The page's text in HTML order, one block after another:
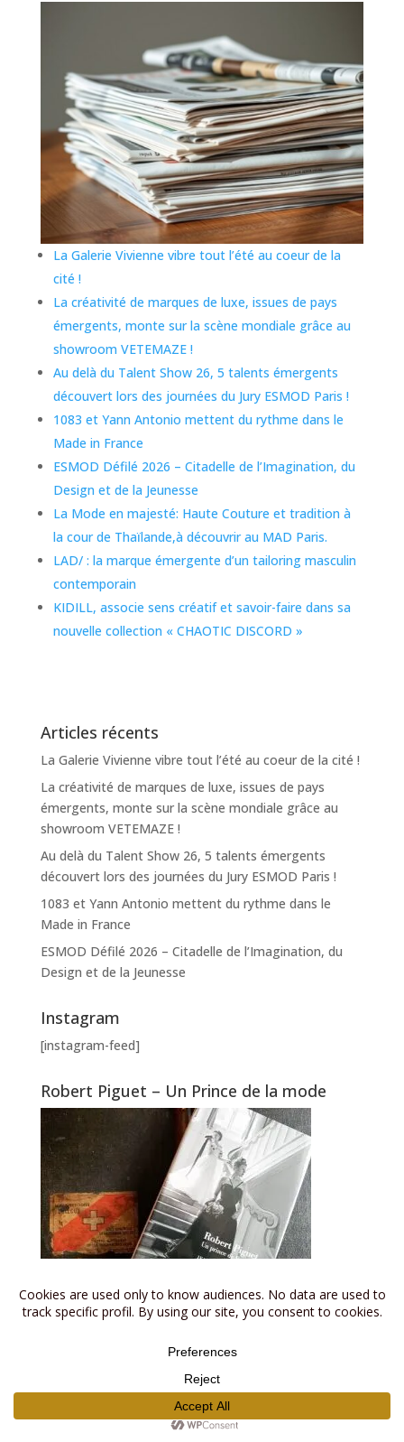
La Galerie Vivienne vibre tout l’été au coeur de la
cité !
La créativité de marques de luxe, issues de pays
émergents, monte sur la scène mondiale grâce au
showroom VETEMAZE !
Au delà du Talent Show 26, 5 talents émergents
découvert lors des journées du Jury ESMOD Paris !
1083 et Yann Antonio mettent du rythme dans le
Made in France
ESMOD Défilé 2026 – Citadelle de l’Imagination, du
Design et de la Jeunesse
La Mode en majesté: Haute Couture et tradition à
la cour de Thaïlande,à découvrir au MAD Paris.
LAD/ : la marque émergente d’un tailoring masculin
contemporain
KIDILL, associe sens créatif et savoir-faire dans sa
nouvelle collection « CHAOTIC DISCORD »
Articles récents
La Galerie Vivienne vibre tout l’été au coeur de la cité !
La créativité de marques de luxe, issues de pays
émergents, monte sur la scène mondiale grâce au
showroom VETEMAZE !
Au delà du Talent Show 26, 5 talents émergents
découvert lors des journées du Jury ESMOD Paris !
1083 et Yann Antonio mettent du rythme dans le
Made in France
ESMOD Défilé 2026 – Citadelle de l’Imagination, du
Design et de la Jeunesse
Instagram
[instagram-feed]
Robert Piguet – Un Prince de la mode
Le livre présente l'histoire d’une maison de Haute
qui lors de son passage sur la scène parisienne, n’a au
final pas laissé que des frou frou, des robes de soirée
ou encore le parfum préféré de Madonna.